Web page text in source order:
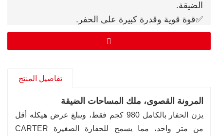
الضيقة.
✅قوة قوية وقدرة كبيرة على الحفر.
✅العملية بسيطة وسهلة للبدء بها.
✅ انخفاض استهلاك الوقود وتكاليف الصيانة
تفاصيل المنتج
المرونة القصوى، ملك المساحات الضيقة
يزن الحفار بالكامل 980 كجم فقط، ويبلغ عرض هيكله أقل
من متر واحد، مما يسمح للحفارة الصغيرة CARTER